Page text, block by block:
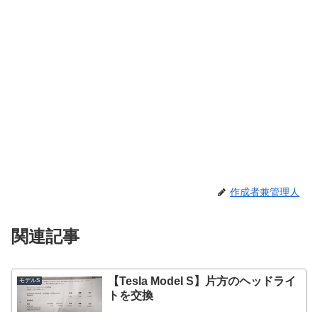
作成者兼管理人
関連記事
モデルS
【Tesla Model S】片方のヘッドライ
トを交換